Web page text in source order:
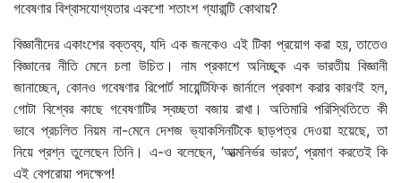
গবেষণার বিশ্বাসযোগ্যতার একশো শতাংশ গ্যারান্টি কোথায়?
বিজ্ঞানীদের একাংশের বক্তব্য, যদি এক জনকেও এই টিকা প্রয়োগ করা হয়, তাতেও
বিজ্ঞানের নীতি মেনে চলা উচিত। নাম প্রকাশে অনিচ্ছুক এক ভারতীয় বিজ্ঞানী
জানাচ্ছেন, কোনও গবেষণার রিপোর্ট সায়েন্টিফিক জার্নালে প্রকাশ করার কারণই হল,
গোটা বিশ্বের কাছে গবেষণাটির স্বচ্ছতা বজায় রাখা। অতিমারি পরিস্থিতিতে কী
ভাবে প্রচলিত নিয়ম না-মেনে দেশজ ভ্যাকসিনটিকে ছাড়পত্র দেওয়া হয়েছে, তা
নিয়ে প্রশ্ন তুলেছেন তিনি। এ-ও বলেছেন, ‘আত্মনির্ভর ভারত’, প্রমাণ করতেই কি
এই বেপরোয়া পদক্ষেপ!